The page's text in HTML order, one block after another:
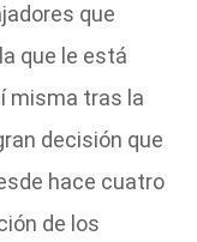
que
que le está
misma tras la
decisión que
hace cuatro
de los